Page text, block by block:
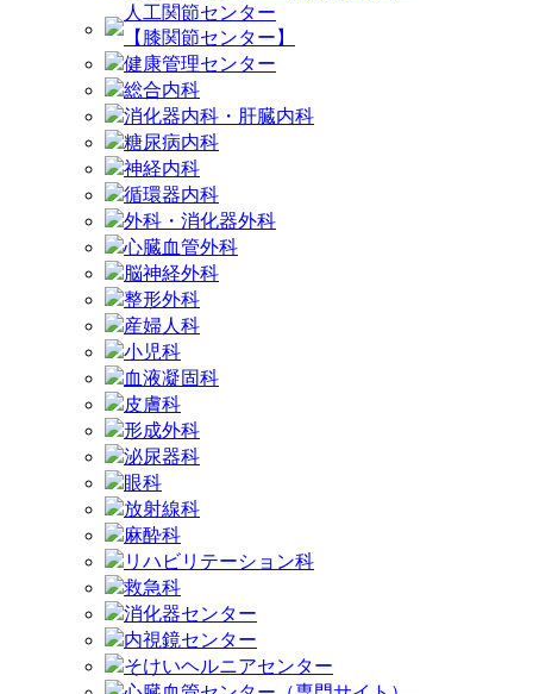
人工関節センター
【膝関節センター】
健康管理センター
総合内科
消化器内科・肝臓内科
糖尿病内科
神経内科
循環器内科
外科・消化器外科
心臓血管外科
脳神経外科
整形外科
産婦人科
小児科
血液凝固科
皮膚科
形成外科
泌尿器科
眼科
放射線科
麻酔科
リハビリテーション科
救急科
消化器センター
内視鏡センター
そけいヘルニアセンター